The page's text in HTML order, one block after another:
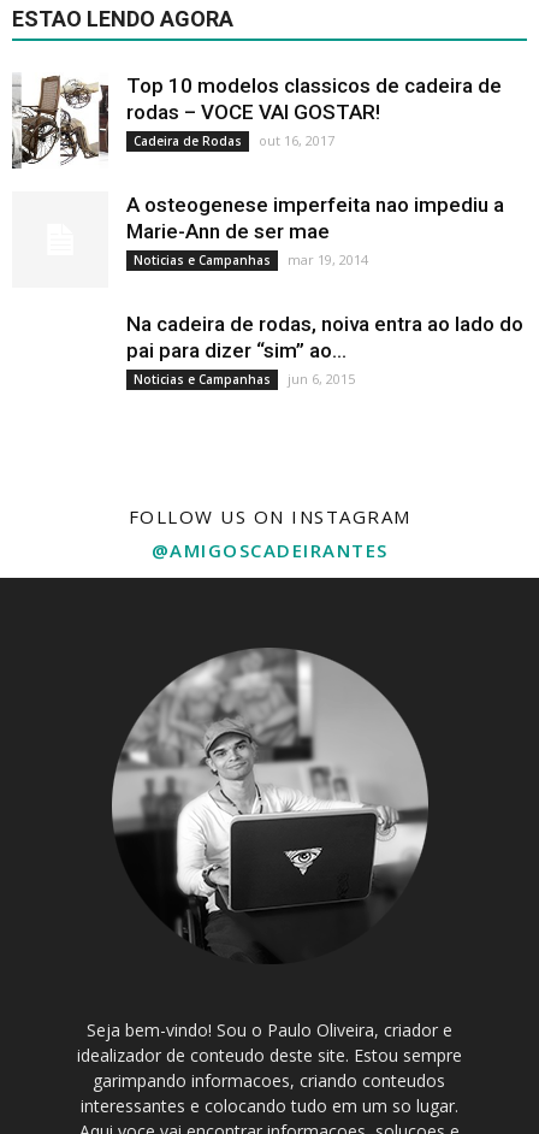
ESTAO LENDO AGORA
Top 10 modelos classicos de cadeira de
rodas – VOCE VAI GOSTAR!
Cadeira de Rodas out 16, 2017
A osteogenese imperfeita nao impediu a
Marie-Ann de ser mae
Noticias e Campanhas mar 19, 2014
Na cadeira de rodas, noiva entra ao lado do
pai para dizer “sim” ao...
Noticias e Campanhas jun 6, 2015
FOLLOW US ON INSTAGRAM
@AMIGOSCADEIRANTES
Seja bem-vindo! Sou o Paulo Oliveira, criador e
idealizador de conteudo deste site. Estou sempre
garimpando informacoes, criando conteudos
interessantes e colocando tudo em um so lugar.